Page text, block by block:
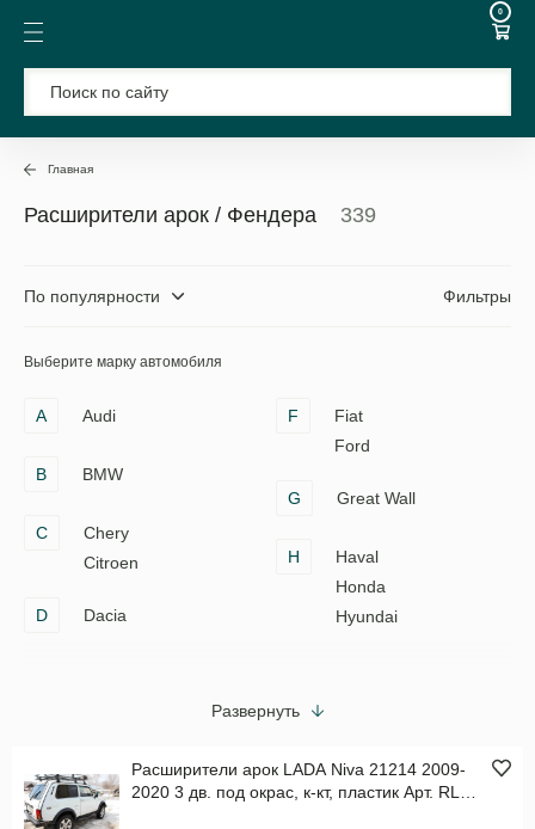
0
Главная
Расширители арок / Фендера 339
По популярности Фильтры
Выберите марку автомобиля
A Audi
B BMW
C
Chery
Citroen
D Dacia
F
Fiat
Ford
G Great Wall
H
Haval
Honda
Hyundai
Развернуть
Расширители арок LADA Niva 21214 2009-
2020 3 дв. под окрас, к-кт, пластик Арт. RLN-